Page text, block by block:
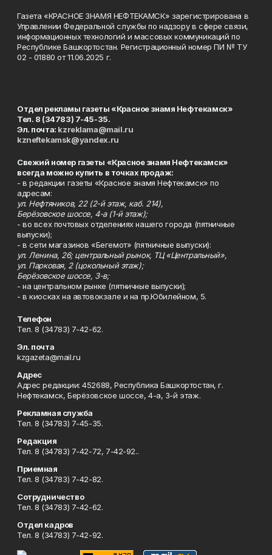
Газета «КРАСНОЕ ЗНАМЯ НЕФТЕКАМСК» зарегистрирована в
Управлении Федеральной службы по надзору в сфере связи,
информационных технологий и массовых коммуникаций по
Республике Башкортостан. Регистрационный номер ПИ № ТУ
02 - 01880 от 11.06.2025 г.
Отдел рекламы газеты «Красное знамя Нефтекамск»
Тел. 8 (34783) 7-45-35.
Эл. почта: kzreklama@mail.ru
kzneftekamsk@yandex.ru
Свежий номер газеты «Красное знамя Нефтекамск»
всегда можно купить в точках продаж:
- в редакции газеты «Красное знамя Нефтекамск» по
адресам:
ул. Нефтяников, 22 (2-й этаж, каб. 214),
Берёзовское шоссе, 4-а (1-й этаж);
- во всех почтовых отделениях нашего города (пятничные
выпуски);
- в сети магазинов «Бегемот» (пятничные выпуски):
ул. Ленина, 26; центральный рынок, ТЦ «Центральный»,
ул. Парковая, 2 (цокольный этаж);
Берёзовское шоссе, 3-в;
- на центральном рынке (пятничные выпуски);
- в киосках на автовокзале и на пр.Юбилейном, 5.
Телефон
Тел. 8 (34783) 7-42-62.
Эл. почта
kzgazeta@mail.ru
Адрес
Адрес редакции: 452688, Республика Башкортостан, г.
Нефтекамск, Берёзовское шоссе, 4-а, 3-й этаж.
Рекламная служба
Тел. 8 (34783) 7-45-35.
Редакция
Тел. 8 (34783) 7-42-72, 7-42-92..
Приемная
Тел. 8 (34783) 7-42-82.
Сотрудничество
Тел. 8 (34783) 7-42-62.
Отдел кадров
Тел. 8 (34783) 7-42-92.